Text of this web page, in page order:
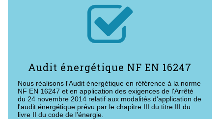

Audit énergétique NF EN 16247
Nous réalisons l'Audit énergétique en référence à la norme
NF EN 16247 et en application des exigences de l'Arrêté
du 24 novembre 2014 relatif aux modalités d'application de
l'audit énergétique prévu par le chapitre III du titre III du
livre II du code de l'énergie.